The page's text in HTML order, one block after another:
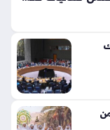
حتى الثالث
الذكي،…